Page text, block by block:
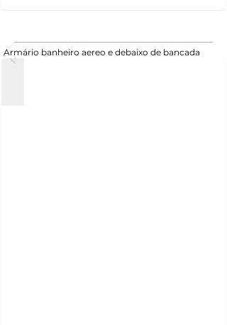
Armário banheiro aereo e debaixo de bancada